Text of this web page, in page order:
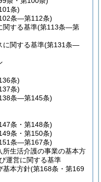
条)
条―第112条)
関する基準(第113条―第
に関する基準(第131条―
条)
条)
条―第145条)
条・第148条)
条・第150条)
条―第167条)
所生活介護の事業の基本方
運営に関する基準
基本方針(第168条・第169